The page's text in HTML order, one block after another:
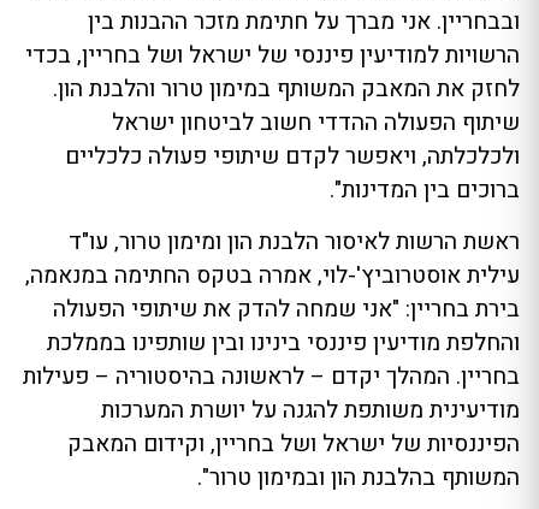
ובבחריין. אני מברך על חתימת מזכר ההבנות בין
הרשויות למודיעין פיננסי של ישראל ושל בחריין, בכדי
לחזק את המאבק המשותף במימון טרור והלבנת הון.
שיתוף הפעולה ההדדי חשוב לביטחון ישראל
ולכלכלתה, ויאפשר לקדם שיתופי פעולה כלכליים
ברוכים בין המדינות".
ראשת הרשות לאיסור הלבנת הון ומימון טרור, עו"ד
עילית אוסטרוביץ'-לוי, אמרה בטקס החתימה במנאמה,
בירת בחריין: "אני שמחה להדק את שיתופי הפעולה
והחלפת מודיעין פיננסי בינינו ובין שותפינו בממלכת
בחריין. המהלך יקדם – לראשונה בהיסטוריה – פעילות
מודיעינית משותפת להגנה על יושרת המערכות
הפיננסיות של ישראל ושל בחריין, וקידום המאבק
המשותף בהלבנת הון ובמימון טרור".